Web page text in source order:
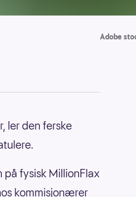
Adobe
ler den ferske
på fysisk MillionFlax
kommisjonærer